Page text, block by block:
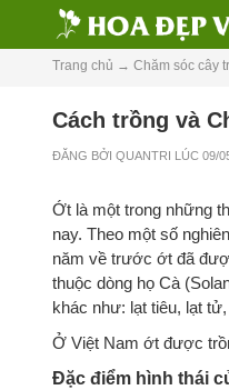
Trang chủ → Chăm sóc cây
Cách trồng và
ĐĂNG BỞI QUANTRI LÚC 09/
Ớt là một trong những
nay. Theo một số
năm về trước ớt đã
thuộc dòng họ Cà
khác như: lạt tiêu, lạt
Ở Việt Nam ớt được
Đặc điểm hình thái